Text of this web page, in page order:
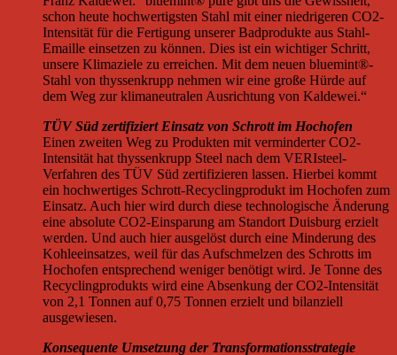
schon heute hochwertigsten Stahl mit einer niedrigeren CO2-
Intensität für die Fertigung unserer Badprodukte aus Stahl-
Emaille einsetzen zu können. Dies ist ein wichtiger Schritt,
unsere Klimaziele zu erreichen. Mit dem neuen bluemint®-
Stahl von thyssenkrupp nehmen wir eine große Hürde auf
dem Weg zur klimaneutralen Ausrichtung von Kaldewei.“
TÜV Süd zertifiziert Einsatz von Schrott im Hochofen
Einen zweiten Weg zu Produkten mit verminderter CO2-
Intensität hat thyssenkrupp Steel nach dem VERIsteel-
Verfahren des TÜV Süd zertifizieren lassen. Hierbei kommt
ein hochwertiges Schrott-Recyclingprodukt im Hochofen zum
Einsatz. Auch hier wird durch diese technologische Änderung
eine absolute CO2-Einsparung am Standort Duisburg erzielt
werden. Und auch hier ausgelöst durch eine Minderung des
Kohleeinsatzes, weil für das Aufschmelzen des Schrotts im
Hochofen entsprechend weniger benötigt wird. Je Tonne des
Recyclingprodukts wird eine Absenkung der CO2-Intensität
von 2,1 Tonnen auf 0,75 Tonnen erzielt und bilanziell
ausgewiesen.
Konsequente Umsetzung der Transformationsstrategie